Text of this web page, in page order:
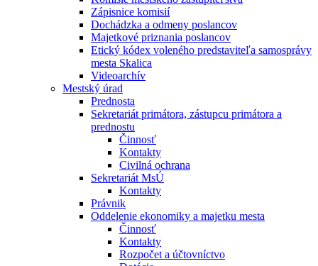
Zápisnice komisií
Dochádzka a odmeny poslancov
Majetkové priznania poslancov
Etický kódex voleného predstaviteľa samosprávy
mesta Skalica
Videoarchív
Mestský úrad
Prednosta
Sekretariát primátora, zástupcu primátora a
prednostu
Činnosť
Kontakty
Civilná ochrana
Sekretariát MsÚ
Kontakty
Právnik
Oddelenie ekonomiky a majetku mesta
Činnosť
Kontakty
Rozpočet a účtovníctvo